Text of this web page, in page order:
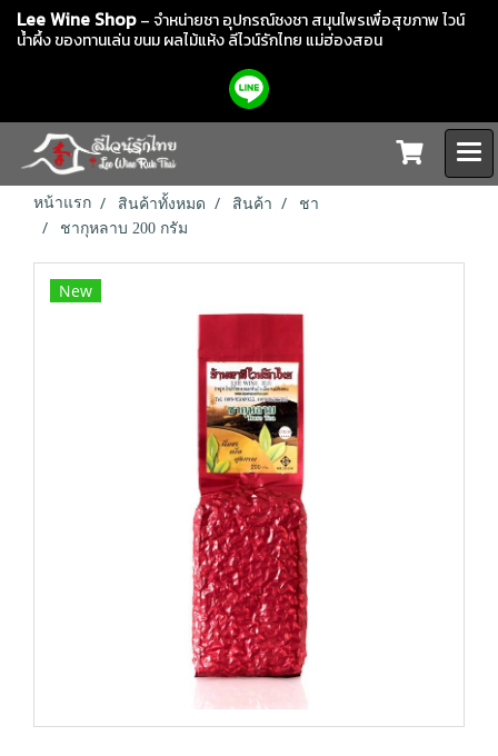
Lee Wine Shop– จำหน่ายชา อุปกรณ์ชงชา สมุนไพรเพื่อสุขภาพ ไวน์
น้ำผึ้ง ของทานเล่น ขนม ผลไม้แห้งลีไวน์รักไทย แม่ฮ่องสอน
หน้าแรก สินค้าทั้งหมด สินค้า
ชา
ชากุหลาบ 200 กรัม
New